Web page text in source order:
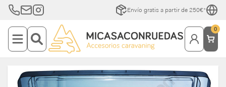
Envío gratis a partir de 250€*
0